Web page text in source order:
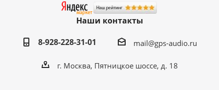
Наши контакты
8-928-228-31-01
mail@gps-audio.ru
г. Москва, Пятницкое шоссе, д. 18